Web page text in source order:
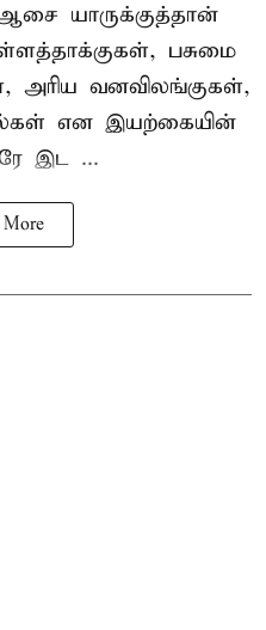
யாருக்குத்தான்
பசுமை
அரிய வனவிலங்குகள்,
என இயற்கையின்
இட ...